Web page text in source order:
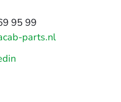
95 99
parts.nl